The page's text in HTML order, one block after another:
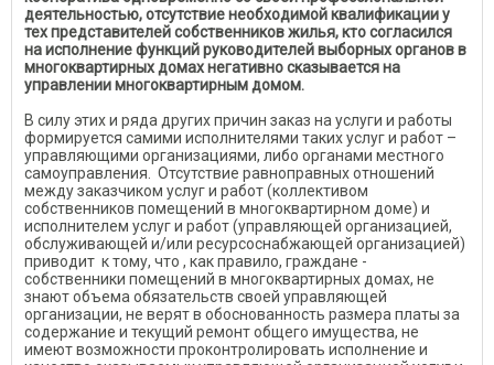
деятельностью, отсутствие необходимой квалификации у
тех представителей собственников жилья, кто согласился
на исполнение функций руководителей выборных органов в
многоквартирных домах негативно сказывается на
управлении многоквартирным домом.
В силу этих и ряда других причин заказ на услуги и работы
формируется самими исполнителями таких услуг и работ –
управляющими организациями, либо органами местного
самоуправления. Отсутствие равноправных отношений
между заказчиком услуг и работ (коллективом
собственников помещений в многоквартирном доме) и
исполнителем услуг и работ (управляющей организацией,
обслуживающей и/или ресурсоснабжающей организацией)
приводит к тому, что , как правило, граждане -
собственники помещений в многоквартирных домах, не
знают объема обязательств своей управляющей
организации, не верят в обоснованность размера платы за
содержание и текущий ремонт общего имущества, не
имеют возможности проконтролировать исполнение и